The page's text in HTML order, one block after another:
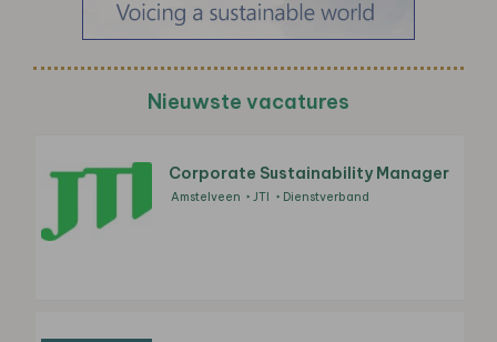
Nieuwste vacatures
Corporate Sustainability Manager
Amstelveen JTI Dienstverband